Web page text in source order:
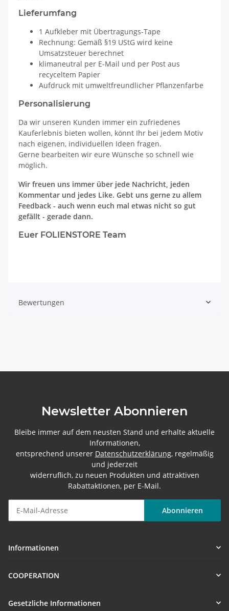
Lieferumfang
1 Aufkleber mit Übertragungs-Tape
Rechnung: Gemäß §19 UStG wird keine
Umsatzsteuer berechnet
klimaneutral per E-Mail und per Post aus
recyceltem Papier
Aufdruck mit umweltfreundlicher Pflanzenfarbe
Personalisierung
Da wir unseren Kunden immer ein zufriedenes
Kauferlebnis bieten wollen, könnt Ihr bei jedem Motiv
nach eigenen, individuellen Ideen fragen.
Gerne bearbeiten wir eure Wünsche so schnell wie
möglich.
Wir freuen uns immer über jede Nachricht, jeden
Kommentar und jedes Like. Gebt uns gerne zu allem
Feedback - auch wenn euch mal etwas nicht so gut
gefällt - gerade dann.
Euer FOLIENSTORE Team
Bewertungen
Newsletter Abonnieren
Bleibe immer auf dem neusten Stand und erhalte aktuelle
Informationen,
entsprechend unserer Datenschutzerklärung, regelmäßig
und jederzeit
widerruflich, zu neuen Produkten und attraktiven
Rabattaktionen, per E-Mail.
Abonnieren
Informationen
COOPERATION
Gesetzliche Informationen